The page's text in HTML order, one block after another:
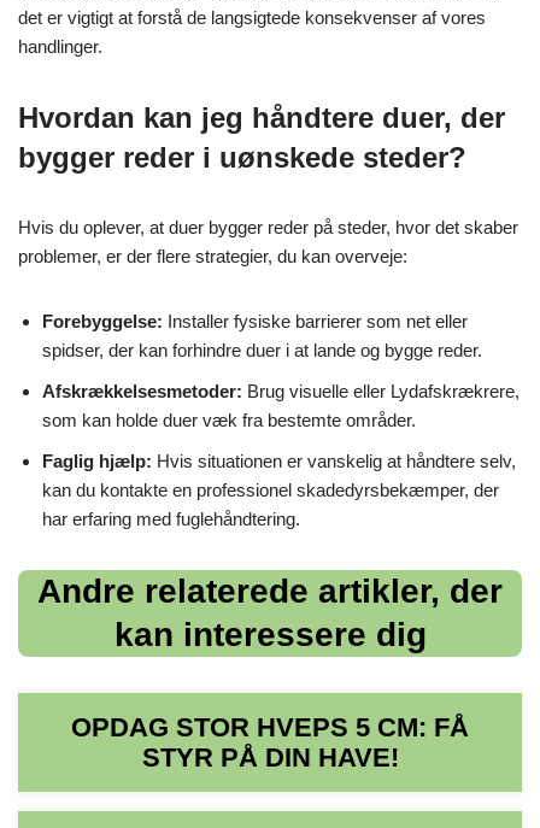
det er vigtigt at forstå de langsigtede konsekvenser af vores
handlinger.
Hvordan kan jeg håndtere duer, der
bygger reder i uønskede steder?
Hvis du oplever, at duer bygger reder på steder, hvor det skaber
problemer, er der flere strategier, du kan overveje:
Forebyggelse: Installer fysiske barrierer som net eller
spidser, der kan forhindre duer i at lande og bygge reder.
Afskrækkelsesmetoder: Brug visuelle eller Lydafskrækrere,
som kan holde duer væk fra bestemte områder.
Faglig hjælp: Hvis situationen er vanskelig at håndtere selv,
kan du kontakte en professionel skadedyrsbekæmper, der
har erfaring med fuglehåndtering.
Andre relaterede artikler, der
kan interessere dig
OPDAG STOR HVEPS 5 CM: FÅ
STYR PÅ DIN HAVE!